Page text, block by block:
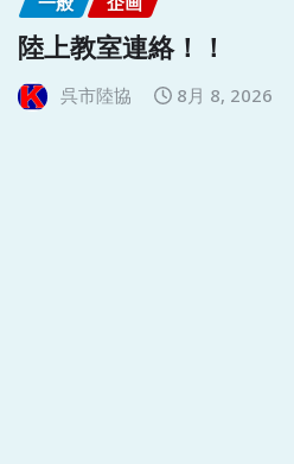
陸上教室連絡！！
呉市陸協 8月 8, 2026